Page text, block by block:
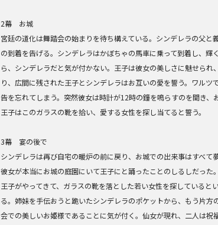
2幕 お城
宮廷の道化は舞踏会の始まりを待ち構えている。シンデレラの父
の到着を告げる。シンデレラはかぼちゃの馬車に乗って到着し、
ら、シンデレラだと気が付かない。王子は彼女の美しさに魅せら
り、広間に残された王子とシンデレラはお互いの愛を誓う。ワル
告を忘れてしまう。突然彼女は時計が12時の鐘を鳴らすのを聞き
王子はこのガラスの靴を拾い、愛する女性を探し当てると誓う。
3幕 宴の後で
シンデレラは再び自宅の暖炉の前に戻り、お城での出来事はすべて
彼女が本当にお城の庭園にいて王子にと踊ったことのしるしだった
王子がやってきて、ガラスの靴を落とした若い女性を探している
る。姉妹を手伝おうと跪いたシンデレラのポケットから、もう片
会での美しいお姫様であることに気が付く。仙女が現れ、二人は祝